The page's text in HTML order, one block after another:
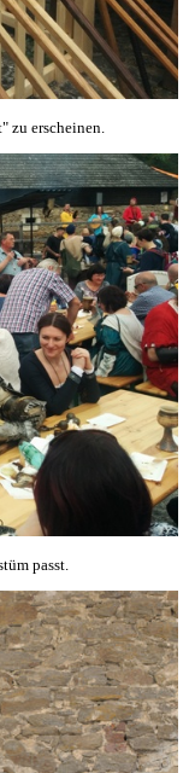
zu erscheinen.
passt.